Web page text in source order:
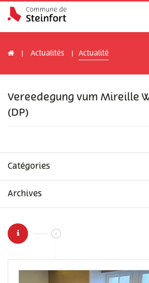
Actualités Actualité
Vereedegung vum Mireille
(DP)
Catégories
Archives